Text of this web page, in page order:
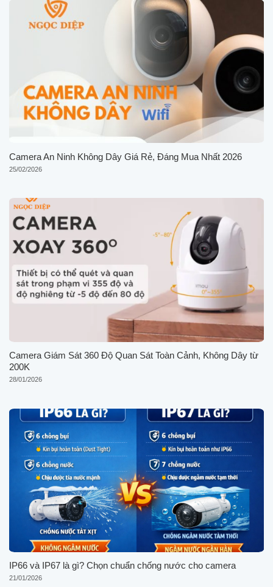
Camera An Ninh Không Dây Giá Rẻ, Đáng Mua Nhất 2026
25/02/2026
Camera Giám Sát 360 Độ Quan Sát Toàn Cảnh, Không Dây từ
200K
28/01/2026
IP66 và IP67 là gì? Chọn chuẩn chống nước cho camera
21/01/2026